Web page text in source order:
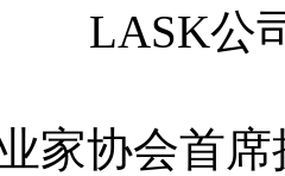
LASK公
家协会首